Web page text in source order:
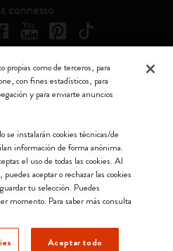
connesso
de Moleskine Srl a socio unico
34 – 20144 Milano -
propias como de terceros, para
con fines estadísticos, para
y para enviarte anuncios
se instalarán cookies técnicas/de
información de forma anónima.
el uso de todas las cookies. Al
aceptar o rechazar las cookies
tu selección. Puedes
momento. Para saber más consulta
Aceptar todo